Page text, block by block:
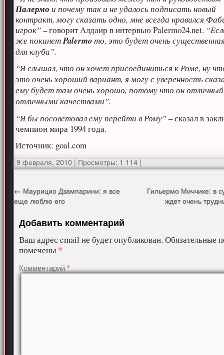
Палермо и почему так и не удалось подписать новый
контракт, могу сказать одно, мне всегда нравился
игрок”– говорит Алдаир в интервью Palermo24.net.
же покинетPalermoто, это будет очень
для клуба”.
“Я слышал, что он хочет присоединиться к Роме, ну
это очень хороший вариант, я могу с уверенность
ему будет там очень хорошо,потому что он отличный
отличными качествами”.
“Я бы посоветовал ему перейти в Рому”– сказал в
чемпион мира 1994 года.
Источник: goal.com
9 февраля, 2010 | Просмотры: 1 114 |
← Маурицио Дзампарини: я все
еще люблю его
Гильермо Миччике: в
ждет очень
Добавить комментарий
Ваш адрес email не будет опубликован. Обязательные
помечены *
Комментарий*